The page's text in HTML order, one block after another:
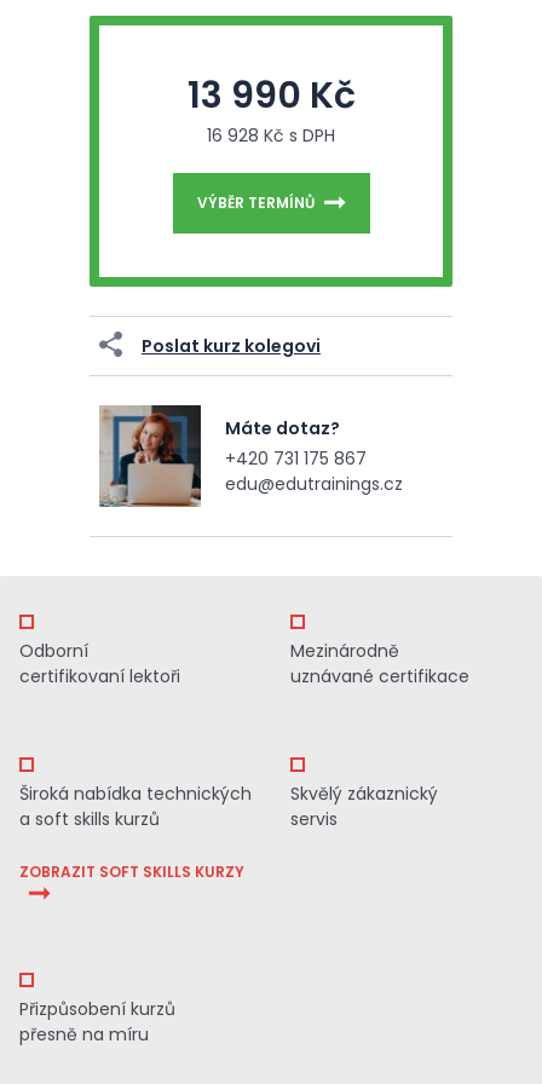
13 990 Kč
16 928 Kč s DPH
VÝBĚR TERMÍNŮ
Poslat kurz kolegovi
Máte dotaz?
+420 731 175 867
edu@edutrainings.cz
Odborní
certifikovaní lektoři
Mezinárodně
uznávané certifikace
Široká nabídka technických
a soft skills kurzů
ZOBRAZIT SOFT SKILLS KURZY
Skvělý zákaznický
servis
Přizpůsobení kurzů
přesně na míru